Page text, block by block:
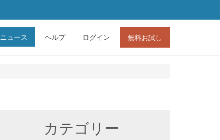
ニュース ヘルプ ログイン 無料お試し
カテゴリー